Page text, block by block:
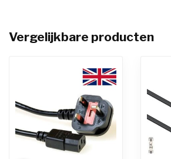
Vergelijkbare producten